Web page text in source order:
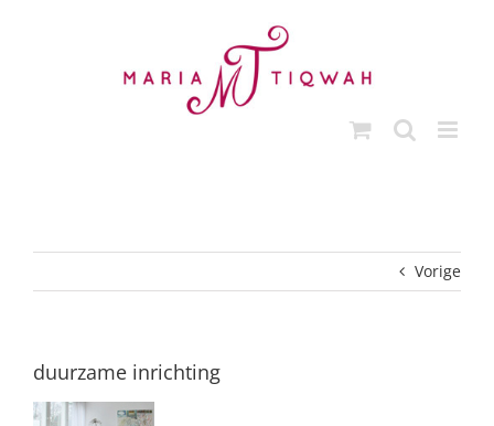
Vorige
duurzame inrichting